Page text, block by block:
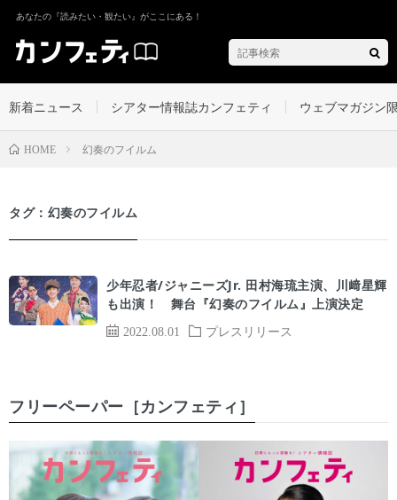
あなたの『読みたい・観たい』がここにある！
新着ニュース シアター情報誌カンフェティ ウェブマガジン
HOME 幻奏のフイルム
タグ：幻奏のフイルム
2022.08.01 プレスリリース
少年忍者/ジャニーズJr. ⽥村海琉主演、川﨑星輝
も出演！ 舞台『幻奏のフイルム』上演決定
フリーペーパー［カンフェティ］